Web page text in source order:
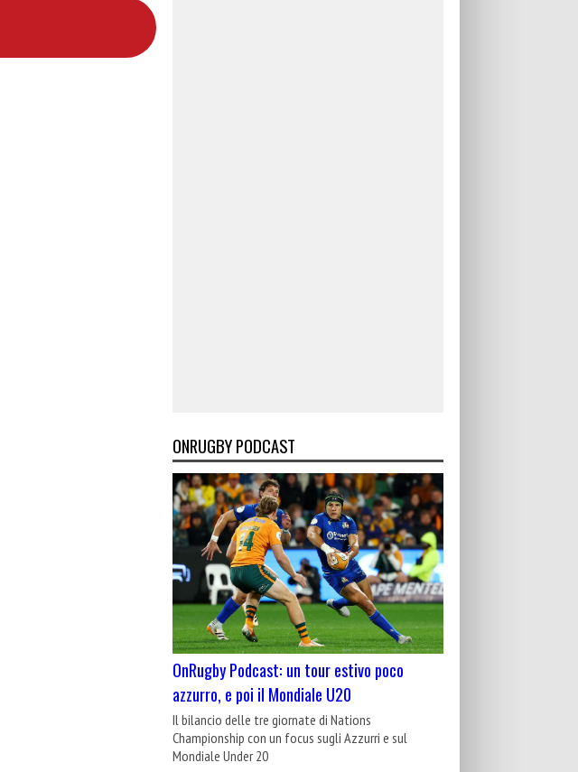
ONRUGBY PODCAST
OnRugby Podcast: un tour estivo poco
azzurro, e poi il Mondiale U20
Il bilancio delle tre giornate di Nations
Championship con un focus sugli Azzurri e sul
Mondiale Under 20